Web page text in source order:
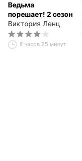
Ведьма
порешает! 2 сезон
Виктория Ленц
8 часов 25 минут